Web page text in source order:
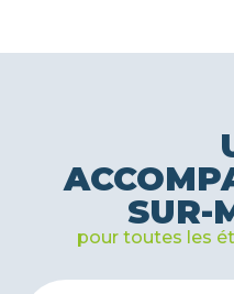
SUR-
pour toutes les